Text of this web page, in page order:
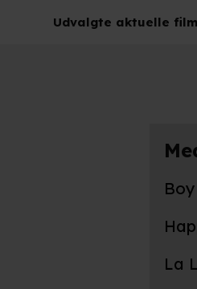
Udvalgte aktuelle film
La